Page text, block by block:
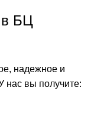
в БЦ
надежное и
нас вы получите: